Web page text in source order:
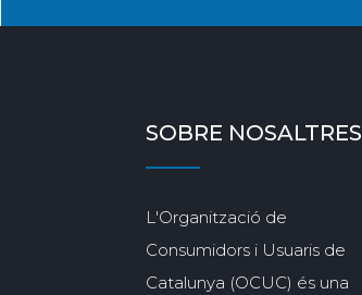
SOBRE NOSALTRES
L'Organització de
Consumidors i Usuaris de
Catalunya (OCUC) és una